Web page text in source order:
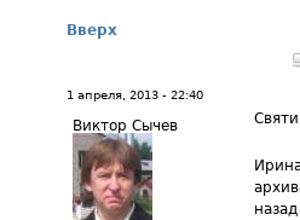
Вверх
1 апреля, 2013 - 22:40
Виктор Сычев